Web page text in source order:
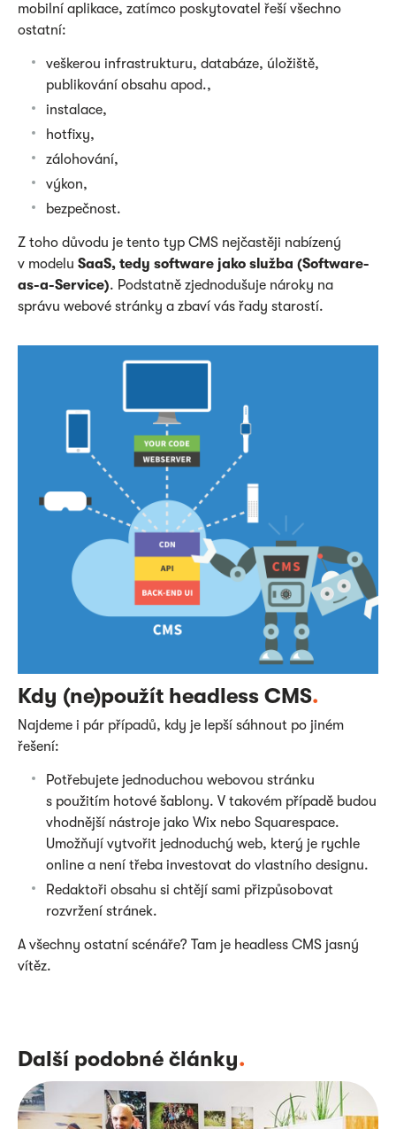
mobilní aplikace, zatímco poskytovatel řeší všechno
ostatní:
veškerou infrastrukturu, databáze, úložiště,
publikování obsahu apod.,
instalace,
hotfixy,
zálohování,
výkon,
bezpečnost.
Z toho důvodu je tento typ CMS nejčastěji nabízený
v modelu SaaS, tedy software jako služba (Software-
as-a-Service). Podstatně zjednodušuje nároky na
správu webové stránky a zbaví vás řady starostí.
Kdy (ne)použít headless CMS.
Najdeme i pár případů, kdy je lepší sáhnout po jiném
řešení:
Potřebujete jednoduchou webovou stránku
s použitím hotové šablony. V takovém případě budou
vhodnější nástroje jako Wix nebo Squarespace.
Umožňují vytvořit jednoduchý web, který je rychle
online a není třeba investovat do vlastního designu.
Redaktoři obsahu si chtějí sami přizpůsobovat
rozvržení stránek.
A všechny ostatní scénáře? Tam je headless CMS jasný
vítěz.
Další podobné články.